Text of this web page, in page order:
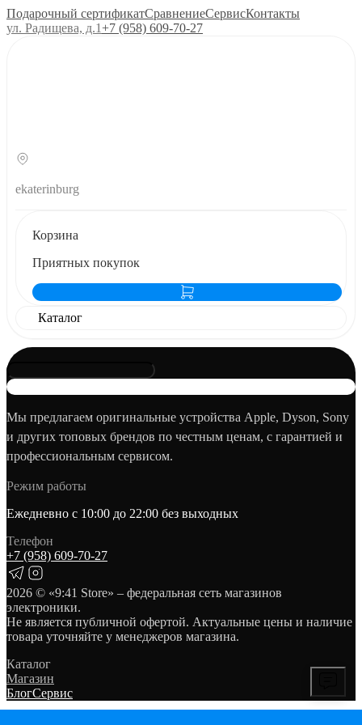
Подарочный сертификатСравнениеСервисКонтакты
ул. Радищева, д.1+7 (958) 609‑70‑27
ekaterinburg
Корзина
Приятных покупок
Каталог
Мы предлагаем оригинальные устройства Apple, Dyson, Sony
и других топовых брендов по честным ценам, с гарантией и
профессиональным сервисом.
Режим работы
Ежедневно с 10:00 до 22:00 без выходных
Телефон
+7 (958) 609‑70‑27
2026 © «9:41 Store» – федеральная сеть магазинов
электроники.
Не является публичной офертой. Актуальные цены и наличие
товара уточняйте у менеджеров магазина.
Каталог
Магазин
БлогСервис